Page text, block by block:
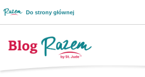
Do strony głównej
Logo